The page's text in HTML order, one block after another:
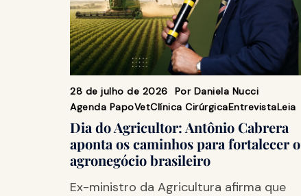
28 de julho de 2026 Por Daniela Nucci
Agenda PapoVetClínica CirúrgicaEntrevistaLeia
Dia do Agricultor: Antônio Cabrera
aponta os caminhos para fortalecer o
agronegócio brasileiro
Ex-ministro da Agricultura afirma que